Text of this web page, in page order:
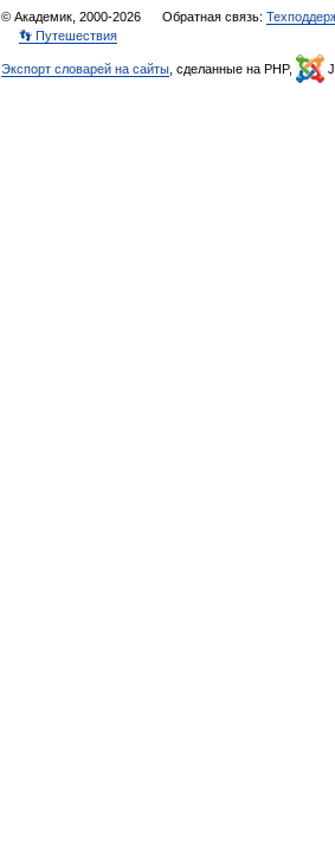
© Академик, 2000-2026 Обратная связь:
👣 Путешествия
Экспорт словарей на сайты , сделанные на PHP,